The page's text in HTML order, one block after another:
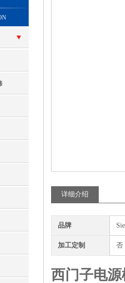
详细介绍
品牌
加工定制 否
西门子电